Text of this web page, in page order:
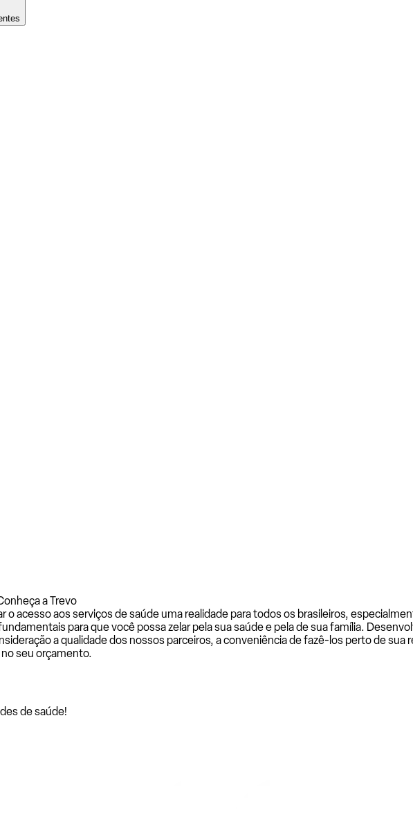
a Trevo
o acesso aos serviços de saúde uma realidade para todos os brasileiros,
para que você possa zelar pela sua saúde e pela de sua família.
a qualidade dos nossos parceiros, a conveniência de fazê-los perto de
seu orçamento.
de saúde!